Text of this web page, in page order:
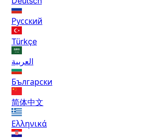
Русский
Türkçe
العربية
Български
简体中文
Ελληνικά